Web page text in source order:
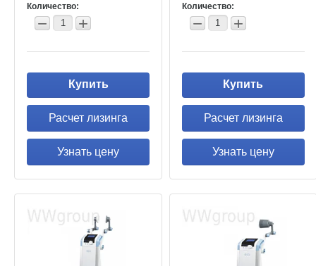
Количество:
− +
Купить
Расчет лизинга
Узнать цену
Количество:
− +
Купить
Расчет лизинга
Узнать цену